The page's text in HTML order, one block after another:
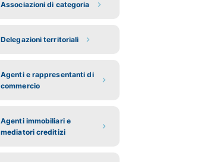
Associazioni di categoria
Delegazioni territoriali
Agenti e rappresentanti di
commercio
Agenti immobiliari e
mediatori creditizi